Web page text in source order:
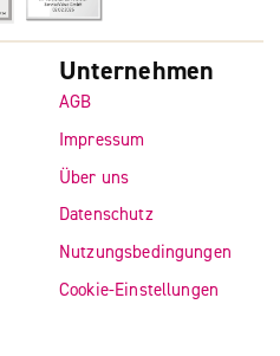
Unternehmen
AGB
Impressum
Über uns
Datenschutz
Nutzungsbedingungen
Cookie-Einstellungen